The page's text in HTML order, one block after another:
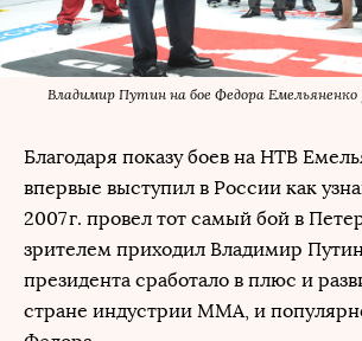
Владимир Путин на бое Федора Емельяненко
Благодаря показу боев на НТВ
впервые выступил в России как
2007 г. провел тот самый бой в
зрителем приходил Владимир
президента сработало в плюс и
стране индустрии ММА, и